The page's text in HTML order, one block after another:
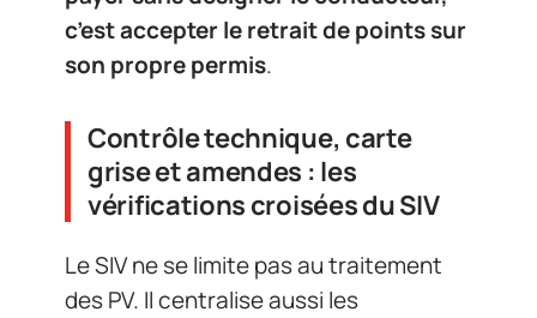
c’est accepter le retrait de points sur
son propre permis.
Contrôle technique, carte
grise et amendes : les
vérifications croisées du SIV
Le SIV ne se limite pas au traitement
des PV. Il centralise aussi les